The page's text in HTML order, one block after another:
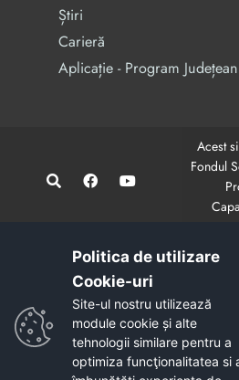
Știri
Carieră
Aplicație - Program
Acest
Fondul
CodMySmis/Sipoca: 128880/652;
Conținutul acestui site web
obligatoriu poziția
Întreaga responsabilitate
coerenței informațiilor prezentate
Politica de utilizare
Cookie-uri‎
Site-ul nostru utilizează
module cookie și alte
tehnologii similare pentru a
optimiza funcţionalitatea si